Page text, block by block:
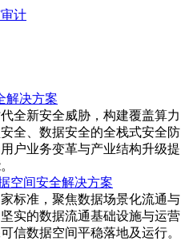
计
解决方案
全新安全威胁，构建覆盖算力
全、数据安全的全栈式安全防
户业务变革与产业结构升级提
空间安全解决方案
标准，聚焦数据场景化流通与
实的数据流通基础设施与运营
信数据空间平稳落地及运行。